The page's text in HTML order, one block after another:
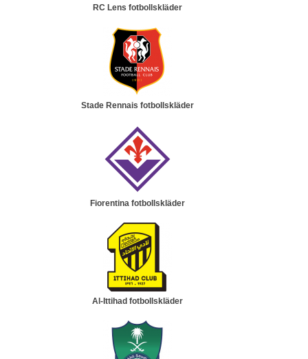
RC Lens fotbollskläder
Stade Rennais fotbollskläder
Fiorentina fotbollskläder
Al-Ittihad fotbollskläder